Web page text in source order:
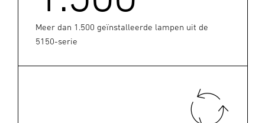
Meer dan 1.500 geïnstalleerde lampen uit de
5150-serie